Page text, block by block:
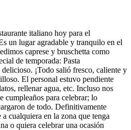
italiano hoy para el
un lugar agradable y tranquilo en el
caprese y bruschetta como
de temporada: Pasta
¡Todo salió fresco, caliente y
El personal estuvo pendiente
rellenar agua, etc. Incluso nos
cumpleaños para celebrar; lo
de todo. Definitivamente
a cualquiera en la zona que tenga
o quiera celebrar una ocasión